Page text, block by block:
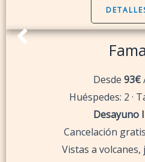
Desde 93€
Huéspedes: 2 ·
Desayuno
Cancelación
Vistas a